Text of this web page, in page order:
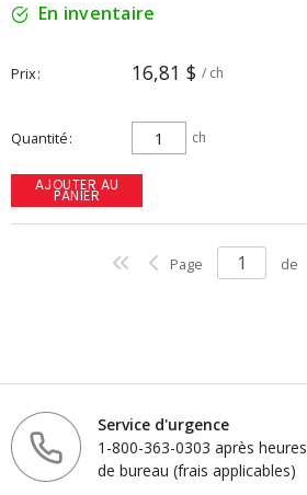
En inventaire
Prix 16,81 $ / ch
Quantité ch
AJOUTER AU
PANIER
Page de
Service d'urgence
1-800-363-0303 après heures
de bureau (frais applicables)